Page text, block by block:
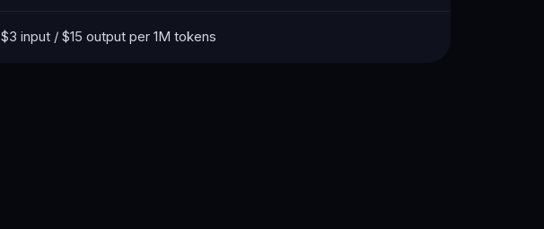
$3 input / $15 output per 1M tokens